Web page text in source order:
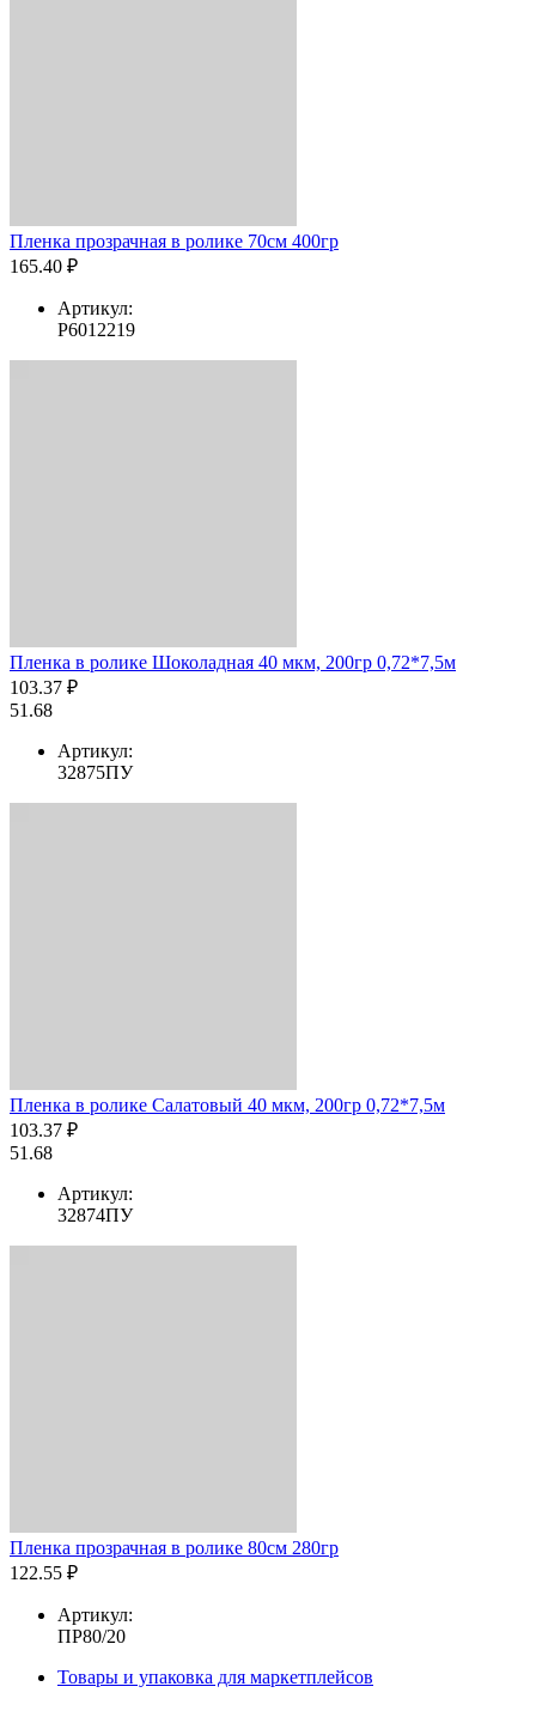
Пленка прозрачная в ролике 70см 400гр
165.40 ₽
Артикул:
Р6012219
Пленка в ролике Шоколадная 40 мкм, 200гр 0,72*7,5м
103.37 ₽
51.68
Артикул:
32875ПУ
Пленка в ролике Салатовый 40 мкм, 200гр 0,72*7,5м
103.37 ₽
51.68
Артикул:
32874ПУ
Пленка прозрачная в ролике 80см 280гр
122.55 ₽
Артикул:
ПР80/20
Товары и упаковка для маркетплейсов